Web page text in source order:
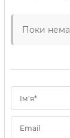
Поки
Ім'я*
Email